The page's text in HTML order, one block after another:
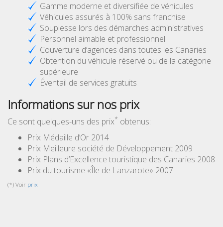
Gamme moderne et diversifiée de véhicules
Véhicules assurés à 100% sans franchise
Souplesse lors des démarches administratives
Personnel aimable et professionnel
Couverture d’agences dans toutes les Canaries
Obtention du véhicule réservé ou de la catégorie
supérieure
Éventail de services gratuits
Informations sur nos prix
Ce sont quelques-uns des prix* obtenus:
Prix Médaille d’Or 2014
Prix Meilleure société de Développement 2009
Prix Plans d’Excellence touristique des Canaries 2008
Prix du tourisme «Île de Lanzarote» 2007
(*) Voir prix